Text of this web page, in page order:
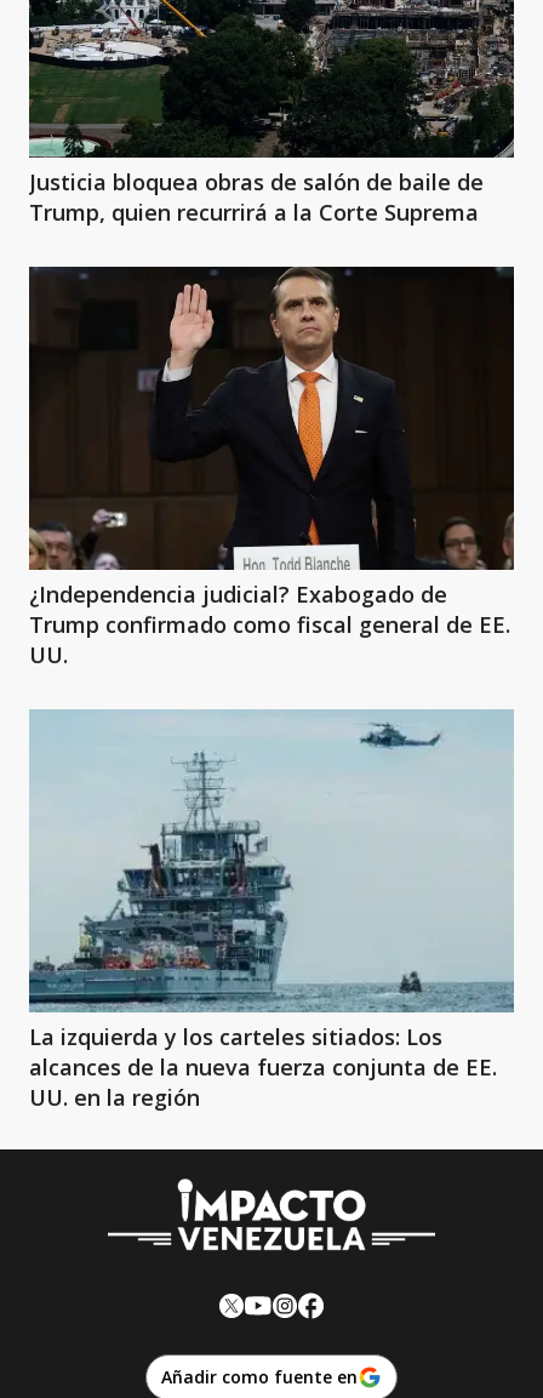
Justicia bloquea obras de salón de baile de
Trump, quien recurrirá a la Corte Suprema
¿Independencia judicial? Exabogado de
Trump confirmado como fiscal general de EE.
UU.
La izquierda y los carteles sitiados: Los
alcances de la nueva fuerza conjunta de EE.
UU. en la región
Añadir como fuente en